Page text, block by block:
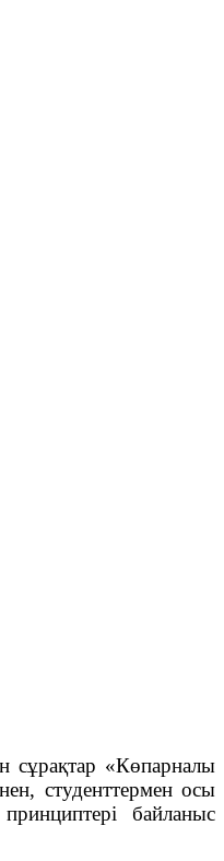
сұрақтар «Көпарналы
студенттермен осы
байланыс